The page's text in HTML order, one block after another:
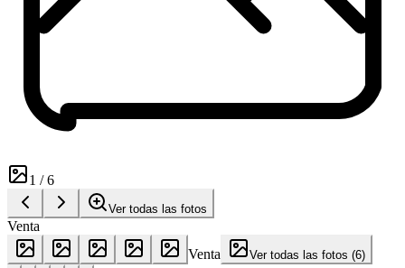
1 /6
Ver todas las fotos
Venta
Venta
Ver todas las fotos (6)